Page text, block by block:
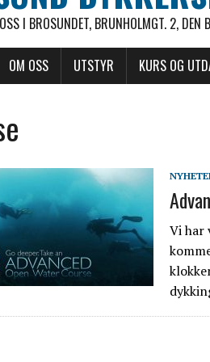
I BROSUNDET, BRUNHOLMGT. 2, DEN
OM OSS UTSTYR KURS OG
Vi har